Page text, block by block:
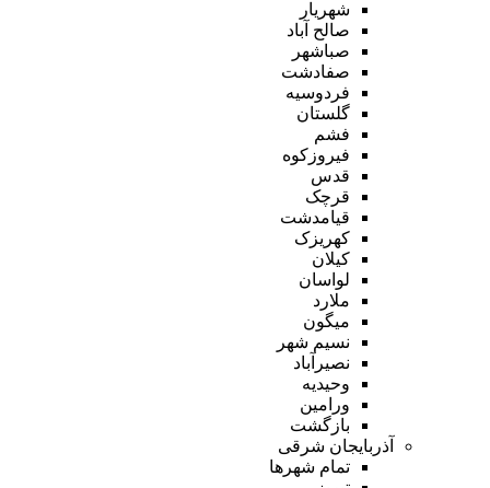
شهریار
صالح آباد
صباشهر
صفادشت
فردوسیه
گلستان
فشم
فیروزکوه
قدس
قرچک
قیامدشت
کهریزک
کیلان
لواسان
ملارد
میگون
نسیم شهر
نصیرآباد
وحیدیه
ورامین
بازگشت
آذربایجان شرقی
تمام شهر‌ها